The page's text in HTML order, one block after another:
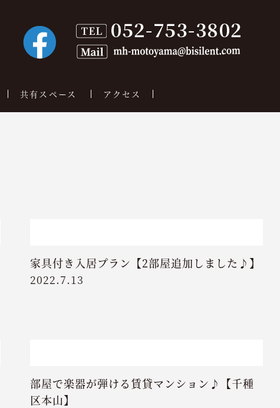
共有スペース アクセス
家具付き入居プラン【2部屋追加しました♪】
2022.7.13
部屋で楽器が弾ける賃貸マンション♪【千種
区本山】